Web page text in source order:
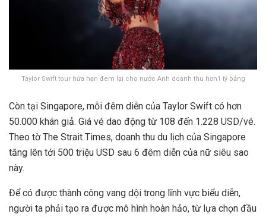
Taylor Swift tour hứa hẹn đem lại cho nước Anh doanh thu hơn1 tỷ bảng
Còn tại Singapore, mỗi đêm diễn của Taylor Swift có hơn
50.000 khán giả. Giá vé dao động từ 108 đến 1.228 USD/vé.
Theo tờ The Strait Times, doanh thu du lịch của Singapore
tăng lên tới 500 triệu USD sau 6 đêm diễn của nữ siêu sao
này.
Để có được thành công vang dội trong lĩnh vực biểu diễn,
người ta phải tạo ra được mô hình hoàn hảo, từ lựa chọn đầu